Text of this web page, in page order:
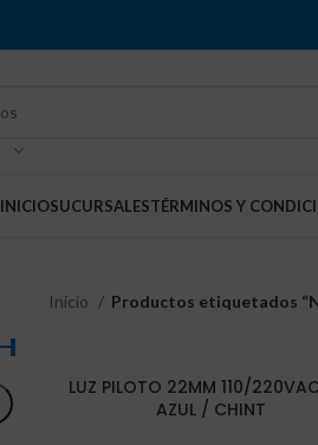
INICIOSUCURSALESTÉRMINOS Y
Inicio Productos etiquetados
LUZ PILOTO 22MM 110/
AZUL / CHINT